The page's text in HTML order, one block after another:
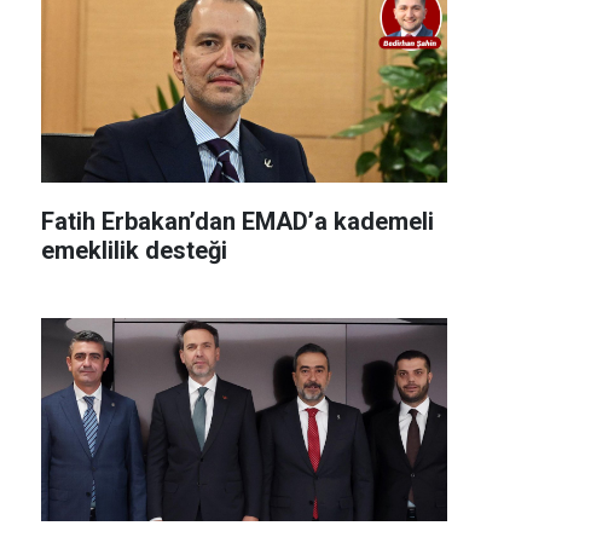
Fatih Erbakan’dan EMAD’a kademeli
emeklilik desteği